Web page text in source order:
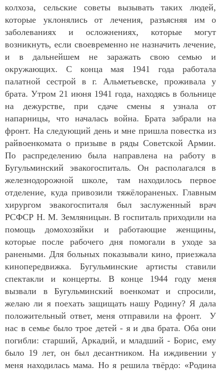
колхоза, сельские советы вызывать таких людей,
которые уклонялись от лечения, разъясняя им о
заболеваниях и осложнениях, которые могут
возникнуть, если своевременно не назначить лечение,
и в дальнейшем не заражать свою семью и
окружающих. С конца мая 1941 года работала
палатной сестрой в г. Альметьевске, проживала у
брата. Утром 21 июня 1941 года, находясь в больнице
на дежурстве, при сдаче смены я узнала от
напарницы, что началась война. Брата забрали на
фронт. На следующий день и мне пришла повестка из
райвоенкомата о призыве в ряды Советской Армии.
По распределению была направлена на работу в
Бугульминский эвакогоспиталь. Он располагался в
железнодорожной школе, там находилось первое
отделение, куда привозили тяжёлораненых. Главным
хирургом эвакогоспиталя был заслуженный врач
РСФСР Н. М. Земляницын. В госпиталь приходили на
помощь домохозяйки и работающие женщины,
которые после рабочего дня помогали в уходе за
ранеными. Для больных показывали кино, приезжала
кинопередвижка. Бугульминские артисты ставили
спектакли и концерты. В конце 1944 году меня
вызвали в Бугульминский военкомат и спросили,
желаю ли я поехать защищать нашу Родину? Я дала
положительный ответ, меня отправили на фронт. У
нас в семье было трое детей - я и два брата. Оба они
погибли: старший, Аркадий, и младший - Борис, ему
было 19 лет, он был десантником. На иждивении у
меня находилась мама. Но я решила твёрдо: «Родина